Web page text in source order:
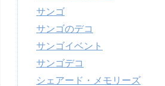
サンゴ
サンゴのデコ
サンゴイベント
サンゴデコ
シェアード・メモリーズ